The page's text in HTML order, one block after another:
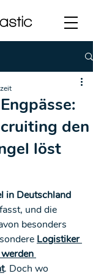
den
löst
in Deutschland
und die
besonders
Logistiker
. Doch wo